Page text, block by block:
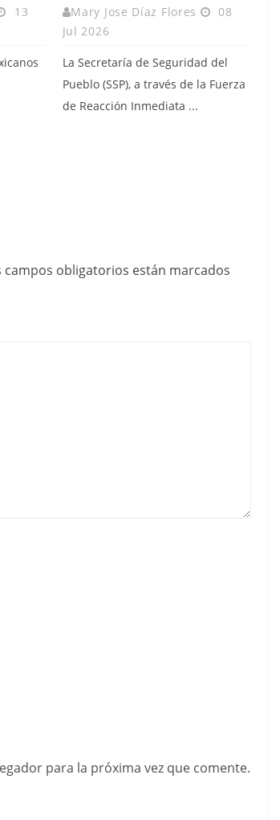
13
Mary Jose Díaz Flores
08
Jul 2026
La Secretaría de Seguridad del
Pueblo (SSP), a través de la Fuerza
de Reacción Inmediata ...
campos obligatorios están marcados
para la próxima vez que comente.